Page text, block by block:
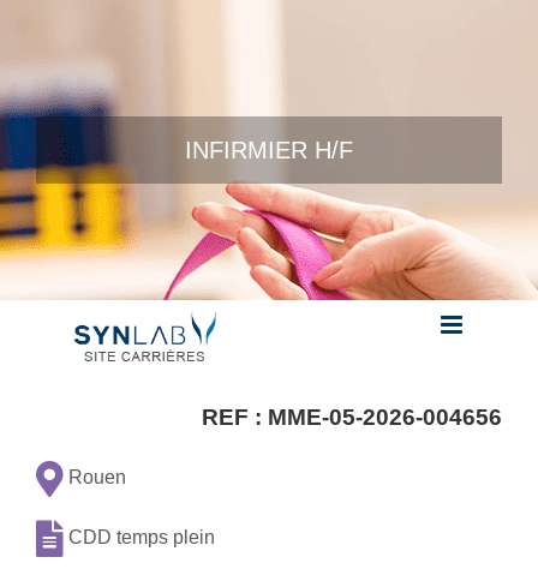
Skip to content
INFIRMIER H/F
REF : MME-05-2026-004656
Rouen
CDD temps plein